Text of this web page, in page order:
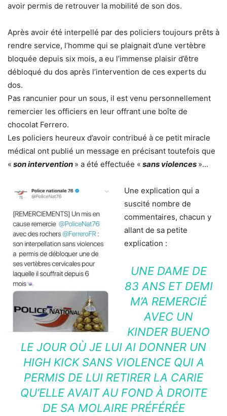
avoir permis de retrouver la mobilité de son dos.
Après avoir été interpellé par des policiers toujours prêts à
rendre service, l’homme qui se plaignait d’une vertèbre
bloquée depuis six mois, a eu l’immense plaisir d’être
débloqué du dos après l’intervention de ces experts du
dos.
Pas rancunier pour un sous, il est venu personnellement
remercier les officiers en leur offrant une boîte de
chocolat Ferrero.
Les policiers heureux d’avoir contribué à ce petit miracle
médical ont publié un message en précisant toutefois que
« son intervention » a été effectuée « sans violences »…
Une explication qui a
suscité nombre de
commentaires, chacun y
allant de sa petite
explication :
UNE DAME DE
83 ANS ET DEMI
M’A REMERCIÉ
AVEC UN
KINDER BUENO
LE JOUR OÙ JE LUI AI DONNER UN
HIGH KICK SANS VIOLENCE QUI A
PERMIS DE LUI RETIRER LA CARIE
QU’ELLE AVAIT AU FOND À DROITE
DE SA MOLAIRE PRÉFÉRÉE